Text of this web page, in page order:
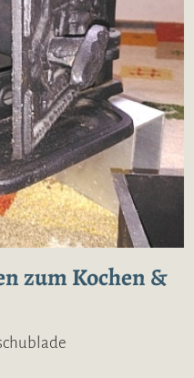
zum Kochen &